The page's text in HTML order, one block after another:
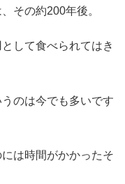
その約200年後。
して食べられてはき
のは今でも多いです
は時間がかかったそ